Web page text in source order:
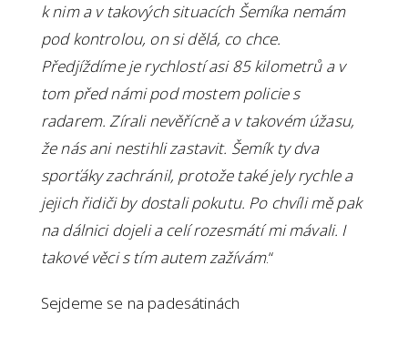
k nim a v takových situacích Šemíka nemám
pod kontrolou, on si dělá, co chce.
Předjíždíme je rychlostí asi 85 kilometrů a v
tom před námi pod mostem policie s
radarem. Zírali nevěřícně a v takovém úžasu,
že nás ani nestihli zastavit. Šemík ty dva
sporťáky zachránil, protože také jely rychle a
jejich řidiči by dostali pokutu. Po chvíli mě pak
na dálnici dojeli a celí rozesmátí mi mávali. I
takové věci s tím autem zažívám.“
Sejdeme se na padesátinách